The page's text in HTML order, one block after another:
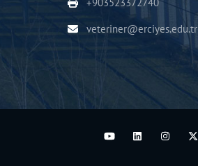
veteriner@erciyes.edu.tr